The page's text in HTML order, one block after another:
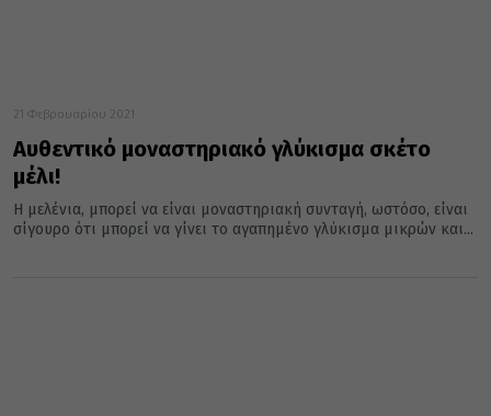
21 Φεβρουαρίου 2021
Αυθεντικό μοναστηριακό γλύκισμα σκέτο
μέλι!
Η μελένια, μπορεί να είναι μοναστηριακή συνταγή, ωστόσο, είναι
σίγουρο ότι μπορεί να γίνει το αγαπημένο γλύκισμα μικρών και...